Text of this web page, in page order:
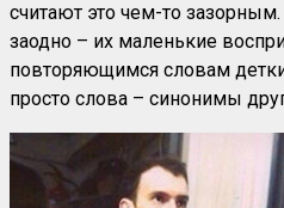
считают это чем-то
заодно – их маленькие
повторяющимся словам
просто слова – синонимы